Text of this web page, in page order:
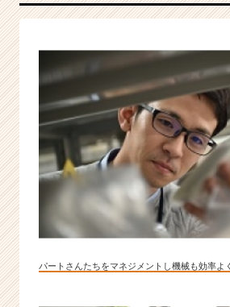
パートさんたちをマネジメントし機械も効率よ